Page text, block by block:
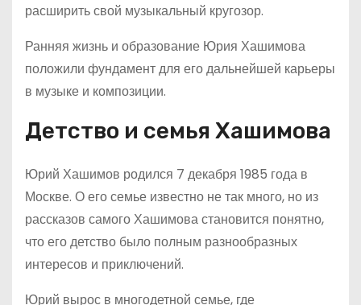
расширить свой музыкальный кругозор.
Ранняя жизнь и образование Юрия Хашимова
положили фундамент для его дальнейшей карьеры
в музыке и композиции.
Детство и семья Хашимова
Юрий Хашимов родился 7 декабря 1985 года в
Москве. О его семье известно не так много, но из
рассказов самого Хашимова становится понятно,
что его детство было полным разнообразных
интересов и приключений.
Юрий вырос в многодетной семье, где